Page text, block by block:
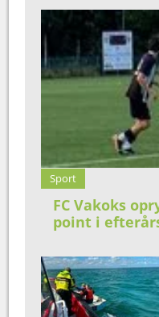
Sport
FC Vakoks
point i